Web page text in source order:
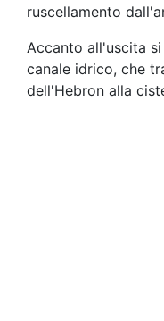
ruscellamento
Accanto all'uscita
canale idrico, che
dell'Hebron alla